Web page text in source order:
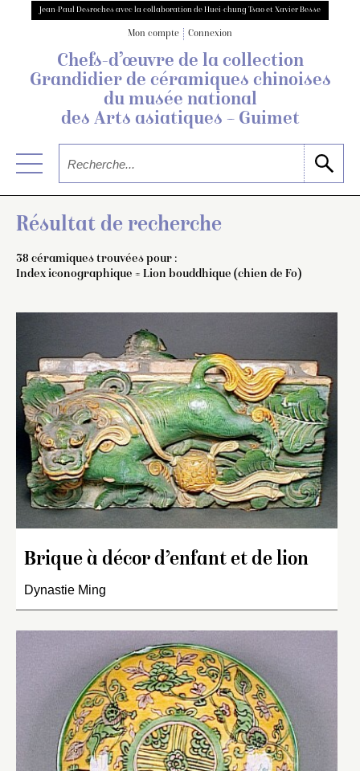
Jean-Paul Desroches avec la collaboration de Huei-chung Tsao et Xavier Besse
Mon compte Connexion
Chefs-d’œuvre de la collection
Grandidierde céramiques chinoises
du musée national
des Arts asiatiques – Guimet
Résultat de recherche
38 céramiques trouvées pour :
Index iconographique = Lion bouddhique (chien de Fo)
Brique à décor d’enfant et de lion
Dynastie Ming